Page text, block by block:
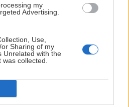
my
Advertising.
Use,
Sharing of my
Unrelated with the
collected.
ľahkej lezeckej prilby